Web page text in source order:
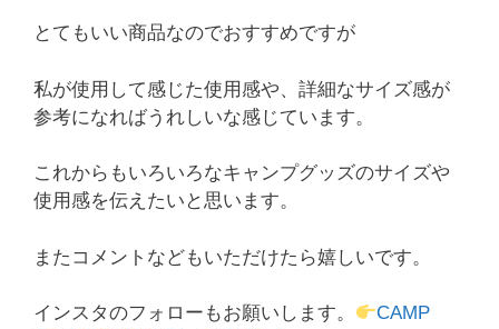
とてもいい商品なのでおすすめですが
私が使用して感じた使用感や、詳細なサイズ感が
参考になればうれしいな感じています。
これからもいろいろなキャンプグッズのサイズや
使用感を伝えたいと思います。
またコメントなどもいただけたら嬉しいです。
インスタのフォローもお願いします。
CAMP